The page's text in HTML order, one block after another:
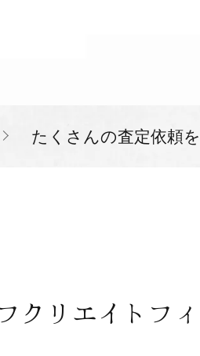
たくさんの査定依頼
クリエイトフ